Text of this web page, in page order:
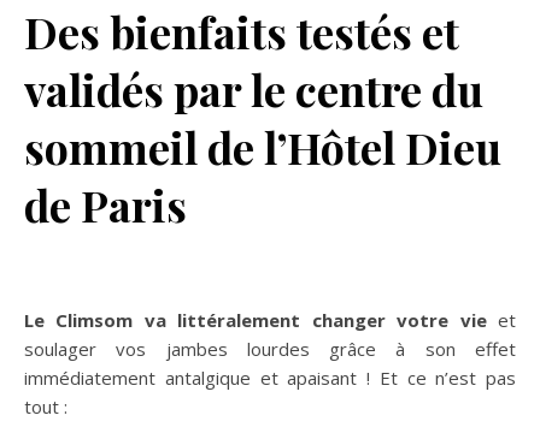
Des bienfaits testés et
validés par le centre du
sommeil de l’Hôtel Dieu
de Paris
Le Climsom va littéralement changer votre vieet
soulager vos jambes lourdes grâce à son effet
immédiatement antalgique et apaisant ! Et ce n’est pas
tout :